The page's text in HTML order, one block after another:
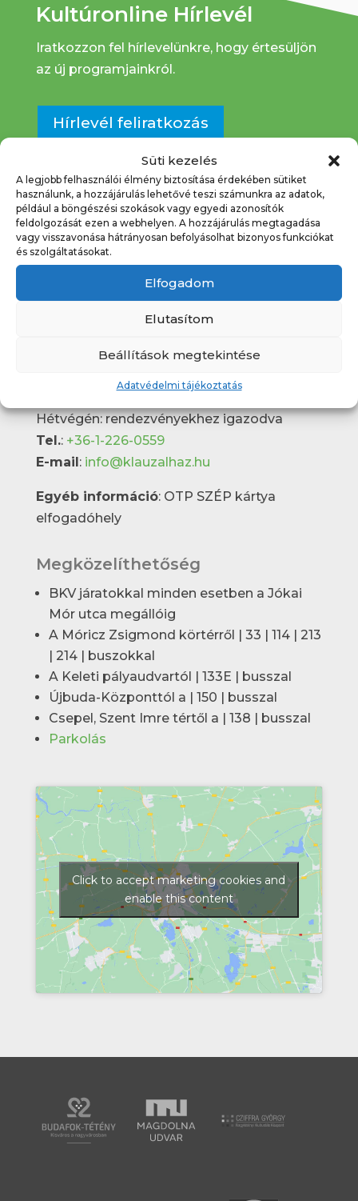
Süti kezelés
A legjobb felhasználói élmény biztosítása érdekében sütiket
használunk, a hozzájárulás lehetővé teszi számunkra az adatok,
például a böngészési szokások vagy egyedi azonosítók
feldolgozását ezen a webhelyen. A hozzájárulás megtagadása
vagy visszavonása hátrányosan befolyásolhat bizonyos funkciókat
és szolgáltatásokat.
Elfogadom
Elutasítom
Beállítások megtekintése
Adatvédelmi tájékoztatás
Kultúronline Hírlevél
Iratkozzon fel hírlevelünkre, hogy értesüljön
az új programjainkról.
Hírlevél feliratkozás
Elérhetőségek
Klauzál Gábor Budafok-Tétényi Művelődési
Budapest 1222, Nagytétényi út 31-33.
Hétvégén: rendezvényekhez igazodva
Tel.: +36-1-226-0559
E-mail : info@klauzalhaz.hu
Egyéb információ: OTP SZÉP kártya
elfogadóhely
Megközelíthetőség
BKV járatokkal minden esetben a Jókai
Mór utca megállóig
A Móricz Zsigmond körtérről | 33 | 114 | 213
| 214 | buszokkal
A Keleti pályaudvartól | 133E | busszal
Újbuda-Központtól a | 150 | busszal
Csepel, Szent Imre tértől a | 138 | busszal
Parkolás
Click to accept marketing cookies and
enable this content